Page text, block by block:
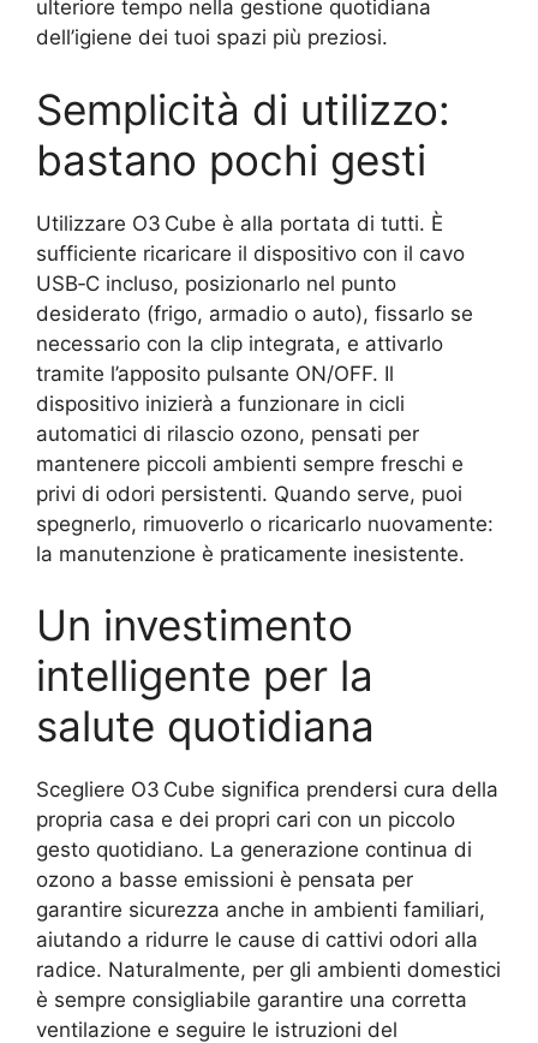
ulteriore tempo nella gestione quotidiana
dell’igiene dei tuoi spazi più preziosi.
Semplicità di utilizzo:
bastano pochi gesti
Utilizzare O3 Cube è alla portata di tutti. È
sufficiente ricaricare il dispositivo con il cavo
USB‑C incluso, posizionarlo nel punto
desiderato (frigo, armadio o auto), fissarlo se
necessario con la clip integrata, e attivarlo
tramite l’apposito pulsante ON/OFF. Il
dispositivo inizierà a funzionare in cicli
automatici di rilascio ozono, pensati per
mantenere piccoli ambienti sempre freschi e
privi di odori persistenti. Quando serve, puoi
spegnerlo, rimuoverlo o ricaricarlo nuovamente:
la manutenzione è praticamente inesistente.
Un investimento
intelligente per la
salute quotidiana
Scegliere O3 Cube significa prendersi cura della
propria casa e dei propri cari con un piccolo
gesto quotidiano. La generazione continua di
ozono a basse emissioni è pensata per
garantire sicurezza anche in ambienti familiari,
aiutando a ridurre le cause di cattivi odori alla
radice. Naturalmente, per gli ambienti domestici
è sempre consigliabile garantire una corretta
ventilazione e seguire le istruzioni del